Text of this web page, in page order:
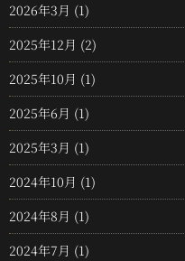
2026年3月 (1)
2025年12月 (2)
2025年10月 (1)
2025年6月 (1)
2025年3月 (1)
2024年10月 (1)
2024年8月 (1)
2024年7月 (1)